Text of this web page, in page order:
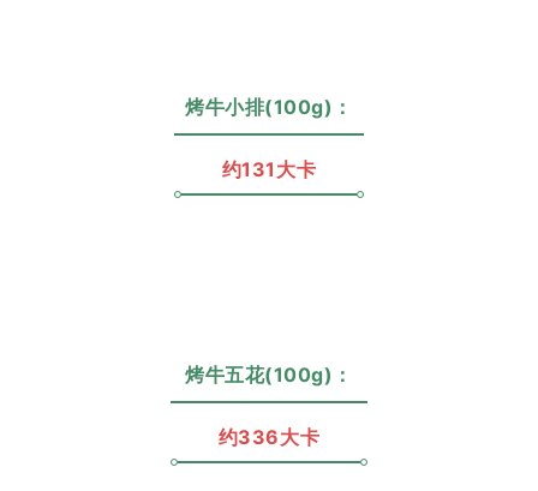
烤牛小排(100g)：
约131大卡
烤牛五花(100g)：
约336大卡